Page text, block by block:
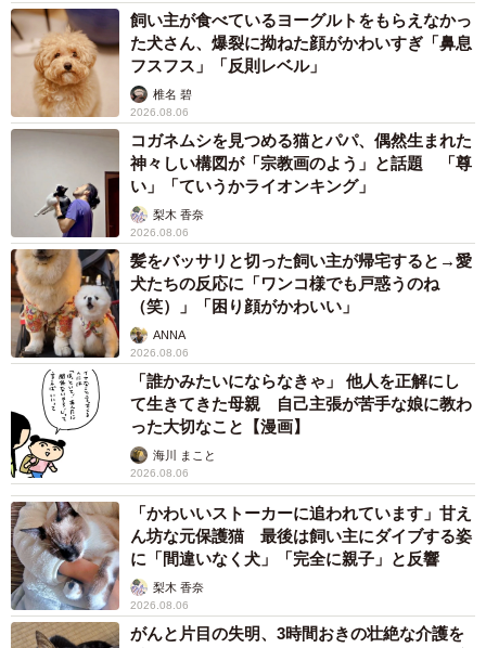
飼い主が食べているヨーグルトをもらえなかっ
た犬さん、爆裂に拗ねた顔がかわいすぎ「鼻息
フスフス」「反則レベル」
椎名 碧
2026.08.06
コガネムシを見つめる猫とパパ、偶然生まれた
神々しい構図が「宗教画のよう」と話題 「尊
い」「ていうかライオンキング」
梨木 香奈
2026.08.06
髪をバッサリと切った飼い主が帰宅すると→愛
犬たちの反応に「ワンコ様でも戸惑うのね
（笑）」「困り顔がかわいい」
ANNA
2026.08.06
「誰かみたいにならなきゃ」 他人を正解にし
て生きてきた母親 自己主張が苦手な娘に教わ
った大切なこと【漫画】
海川 まこと
2026.08.06
「かわいいストーカーに追われています」甘え
ん坊な元保護猫 最後は飼い主にダイブする姿
に「間違いなく犬」「完全に親子」と反響
梨木 香奈
2026.08.06
がんと片目の失明、3時間おきの壮絶な介護を